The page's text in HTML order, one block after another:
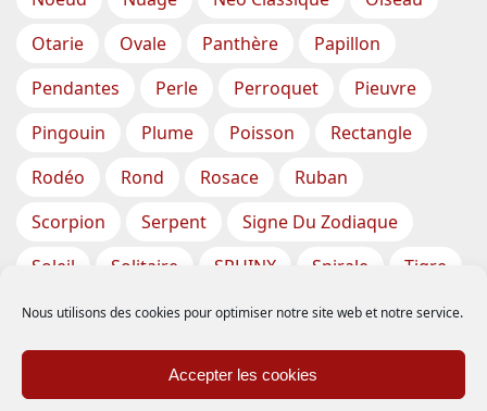
Nous utilisons des cookies pour optimiser notre site web et notre service.
Accepter les cookies
Otarie
Ovale Panthère
Papillon
Pendantes
Perle Perroquet
Pieuvre
Pingouin
Plume Poisson
Rectangle
Rodéo
Rond Rosace
Ruban
Scorpion
Serpent
Signe Du Zodiaque
Soleil
Solitaire SPHINX Spirale
Tigre
Torsade
Tortue Train
Tresse
Triangle
Trèfle Tête Vase
Étoile
Étoiles De Mer